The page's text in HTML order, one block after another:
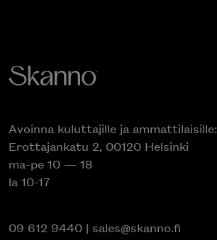
Avoinna kuluttajille ja ammattilaisille:
Erottajankatu 2, 00120 Helsinki
ma-pe 10 — 18
la 10-17
09 612 9440 | sales@skanno.fi